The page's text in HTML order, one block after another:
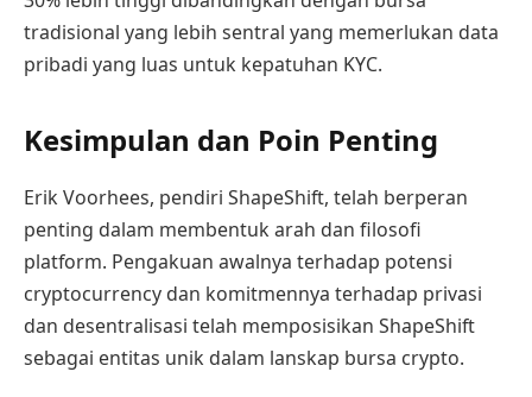
tradisional yang lebih sentral yang memerlukan data
pribadi yang luas untuk kepatuhan KYC.
Kesimpulan dan Poin Penting
Erik Voorhees, pendiri ShapeShift, telah berperan
penting dalam membentuk arah dan filosofi
platform. Pengakuan awalnya terhadap potensi
cryptocurrency dan komitmennya terhadap privasi
dan desentralisasi telah memposisikan ShapeShift
sebagai entitas unik dalam lanskap bursa crypto.